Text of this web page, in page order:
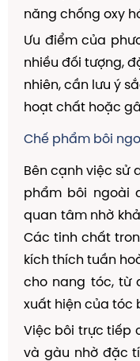
năng chống oxy
Ưu điểm của
nhiều đối tượng,
nhiên, cần lưu ý
hoạt chất hoặc
Chế phẩm bôi
Bên cạnh việc sử
phẩm bôi ngoài
quan tâm nhờ
Các tinh chất
kích thích tuần
cho nang tóc, từ
xuất hiện của tóc
Việc bôi trực tiếp
và gàu nhờ đặc